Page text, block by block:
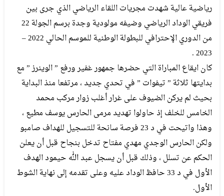
رياضية عالية شهدت مجريات اللقاء الرياضي الذي جرى بين
فريقي الوداد الرياضي وضيفه مولودية وجدة برسم الجولة 22
من الدوري الإحترافي للبطولة الوطنية للموسم الحالي 2022 –
2023 .
كان ايقاع المباراة التي حضرها جمهور غفير ورفع ” الوينرز ” مع
بدايتها ثلاثة ” تيفوات ” في تحدي جديد ، مرتفعا منذ البداية
بحيث لم يركن الضيوف على غرار أغلب زوار مركب محمد
الخامس للخلف إذ حاولوا تهديد مرمى الحارس يوسف مطيع ،
وهذا واتيحت في د 23 فرصة سانحة للتسجيل للهداف صامبو
ولكن الحارس الوجدي مهدي مفتاح تدخل بنجاح قبل أن يعلن
الحكم عن تسلل ، وذلك قبل أن يسجل عبد الله حيمود الهدف
الأول في د 33 حافظ الوداد عليه وعلى تقدمه إلى نهاية الشوط
الأول.